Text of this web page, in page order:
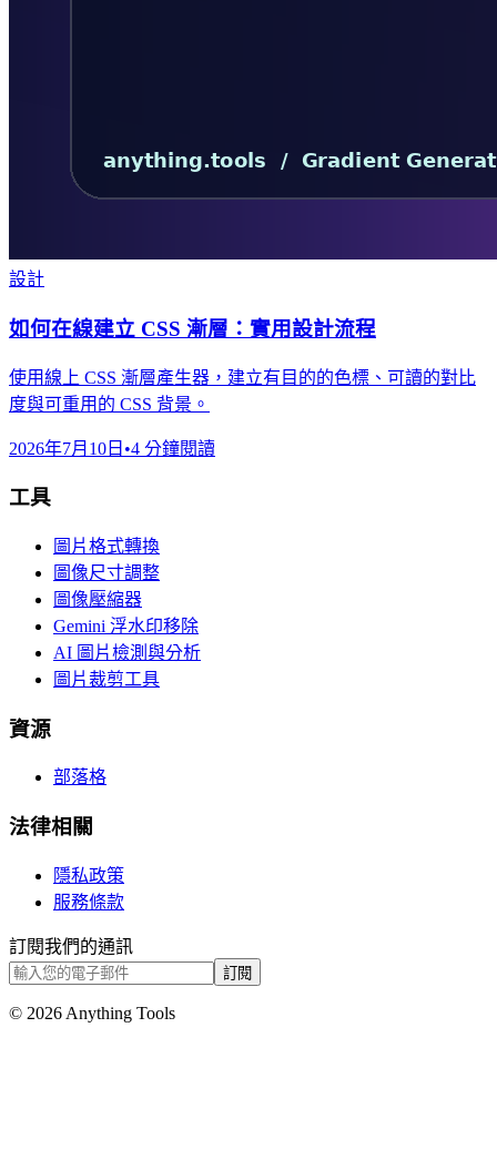
設計
如何在線建立 CSS 漸層：實用設計流程
使用線上 CSS 漸層產生器，建立有目的的色標、可讀的對比
度與可重用的 CSS 背景。
2026年7月10日 •4 分鐘閱讀
工具
圖片格式轉換
圖像尺寸調整
圖像壓縮器
Gemini 浮水印移除
AI 圖片檢測與分析
圖片裁剪工具
資源
部落格
法律相關
隱私政策
服務條款
訂閱我們的通訊
訂閱
© 2026 Anything Tools